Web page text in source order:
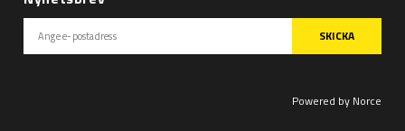
SKICKA
Powered by Norce